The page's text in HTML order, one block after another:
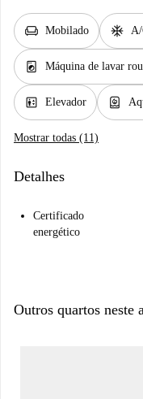
chair Mobilado ac_unit
local_laundry_service Máquina de lavar
elevator Elevador water_heater
Mostrar todas (11)
Detalhes
Certificado
energético
Outros quartos neste